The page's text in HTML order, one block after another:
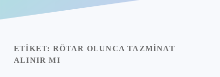
Yasal Uyarı
ETIKET: RÖTAR OLUNCA TAZMINAT
ALINIR MI